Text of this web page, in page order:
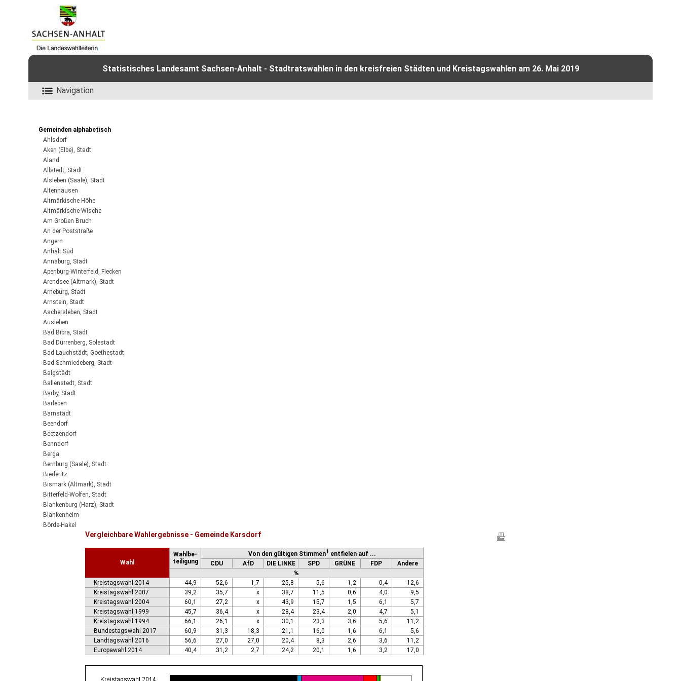
Statistisches Landesamt Sachsen-Anhalt - Stadtratswahlen in den kreisfreien Städten und Kreistagswahlen am 26. Mai 2019
Navigation
Gemeinden alphabetisch
Ahlsdorf
Aken (Elbe), Stadt
Aland
Allstedt, Stadt
Alsleben (Saale), Stadt
Altenhausen
Altmärkische Höhe
Altmärkische Wische
Am Großen Bruch
An der Poststraße
Angern
Anhalt Süd
Annaburg, Stadt
Apenburg-Winterfeld, Flecken
Arendsee (Altmark), Stadt
Arneburg, Stadt
Arnstein, Stadt
Aschersleben, Stadt
Ausleben
Bad Bibra, Stadt
Bad Dürrenberg, Solestadt
Bad Lauchstädt, Goethestadt
Bad Schmiedeberg, Stadt
Balgstädt
Ballenstedt, Stadt
Barby, Stadt
Barleben
Barnstädt
Beendorf
Beetzendorf
Benndorf
Berga
Bernburg (Saale), Stadt
Biederitz
Bismark (Altmark), Stadt
Bitterfeld-Wolfen, Stadt
Blankenburg (Harz), Stadt
Blankenheim
Börde-Hakel
Brücken-Hackpfüffel
Calbe (Saale), Stadt
Coswig (Anhalt), Stadt
Dessau-Roßlau, Stadt
Vergleichbare Wahlergebnisse - Gemeinde Karsdorf
Wahl
Wahlbe-
teiligung
Von den gültigen Stimmen1 entfielen auf ...
CDU
AfD DIE LINKE SPD GRÜNE FDP
Andere
%
Kreistagswahl 2014
44,9 52,6 1,7 25,8 5,6 1,2 0,4
12,6
Kreistagswahl 2007
39,2 35,7 x 38,7 11,5 0,6 4,0
9,5
Kreistagswahl 2004
60,1 27,2 x 43,9 15,7 1,5 6,1
5,7
Kreistagswahl 1999
45,7 36,4 x 28,4 23,4 2,0 4,7
5,1
Kreistagswahl 1994
66,1 26,1 x 30,1 23,3 3,6 5,6
11,2
Bundestagswahl 2017
60,9 31,3 18,3 21,1 16,0 1,6 6,1
5,6
Landtagswahl 2016
56,6 27,0 27,0 20,4 8,3 2,6 3,6
11,2
Europawahl 2014
40,4 31,2 2,7 24,2 20,1 1,6 3,2 17,0